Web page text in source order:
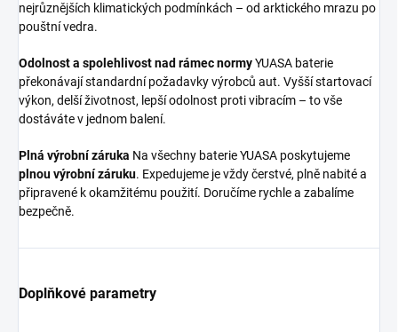
nejrůznějších klimatických podmínkách – od arktického mrazu po
pouštní vedra.
Odolnost a spolehlivost nad rámec normyYUASA baterie
překonávají standardní požadavky výrobců aut. Vyšší startovací
výkon, delší životnost, lepší odolnost proti vibracím – to vše
dostáváte v jednom balení.
Plná výrobní záruka Na všechny baterie YUASA poskytujeme
plnou výrobní záruku. Expedujeme je vždy čerstvé, plně nabité a
připravené k okamžitému použití. Doručíme rychle a zabalíme
bezpečně.
Doplňkové parametry